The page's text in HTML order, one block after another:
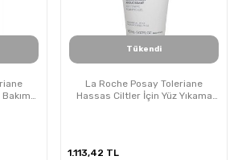
Tükendi
La Roche Posay Toleriane
Hassas Ciltler İçin Yüz Yıkama
1.113,42 TL